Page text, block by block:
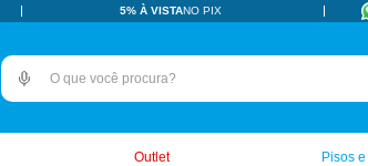
5% À VISTANO PIX
O que você procura?
Outlet Pisos